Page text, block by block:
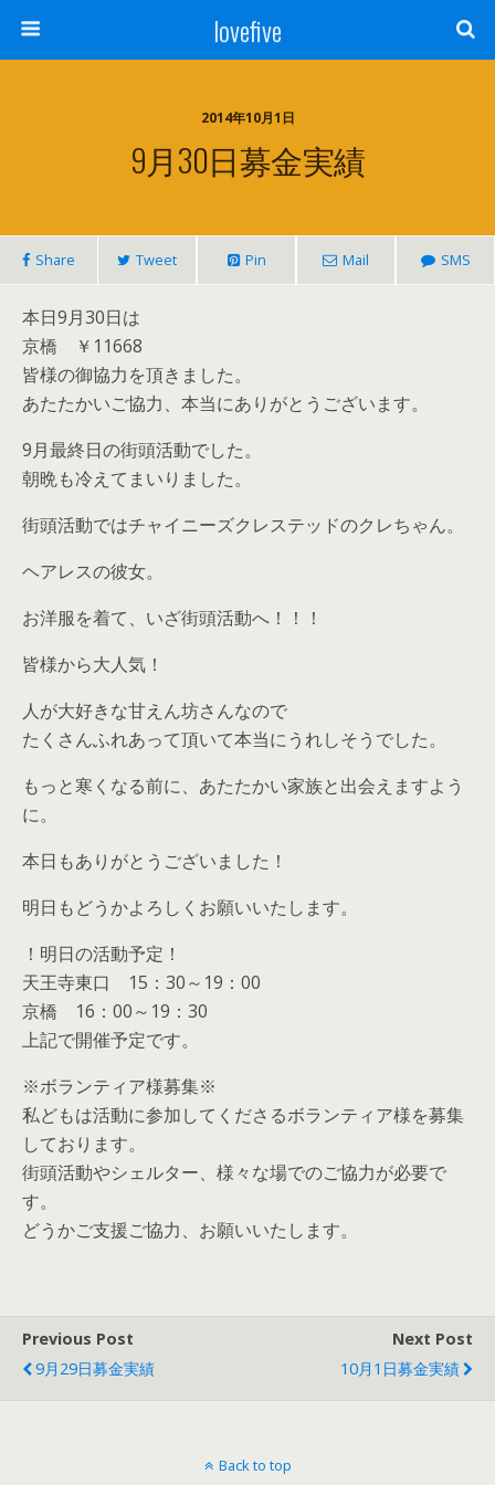
lovefive
2014年10月1日
9月30日募金実績
Share Tweet Pin Mail SMS
本日9月30日は
京橋 ￥11668
皆様の御協力を頂きました。
あたたかいご協力、本当にありがとうございます。
9月最終日の街頭活動でした。
朝晩も冷えてまいりました。
街頭活動ではチャイニーズクレステッドのクレちゃん。
ヘアレスの彼女。
お洋服を着て、いざ街頭活動へ！！！
皆様から大人気！
人が大好きな甘えん坊さんなので
たくさんふれあって頂いて本当にうれしそうでした。
もっと寒くなる前に、あたたかい家族と出会えますよう
に。
本日もありがとうございました！
明日もどうかよろしくお願いいたします。
！明日の活動予定！
天王寺東口 15：30～19：00
京橋 16：00～19：30
上記で開催予定です。
※ボランティア様募集※
私どもは活動に参加してくださるボランティア様を募集
しております。
街頭活動やシェルター、様々な場でのご協力が必要で
す。
どうかご支援ご協力、お願いいたします。
Previous Post
9月29日募金実績
Next Post
10月1日募金実績
Back to top